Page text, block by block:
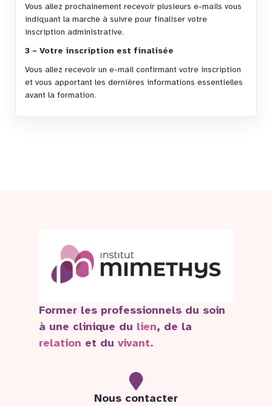
Vous allez prochainement recevoir plusieurs e-mails vous
indiquant la marche à suivre pour finaliser votre
inscription administrative.
3 – Votre inscription est finalisée
Vous allez recevoir un e-mail confirmant votre inscription
et vous apportant les dernières informations essentielles
avant la formation.
Former les professionnels du soin
à une clinique du lien, de la
relation et du vivant.
Nous contacter